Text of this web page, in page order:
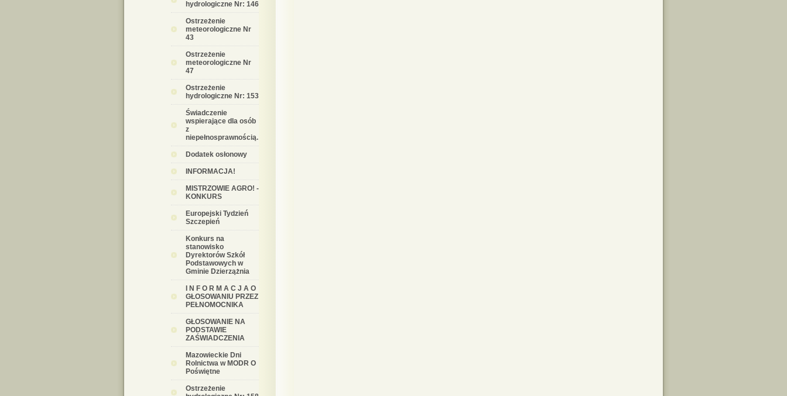
hydrologiczne Nr: 146
Ostrzeżenie
meteorologiczne Nr
43
Ostrzeżenie
meteorologiczne Nr
47
Ostrzeżenie
hydrologiczne Nr: 153
Świadczenie
wspierające dla osób
z
niepełnosprawnością.
Dodatek osłonowy
INFORMACJA!
MISTRZOWIE AGRO! -
KONKURS
Europejski Tydzień
Szczepień
Konkurs na
stanowisko
Dyrektorów Szkół
Podstawowych w
Gminie Dzierzążnia
I N F O R M A C J A O
GŁOSOWANIU PRZEZ
PEŁNOMOCNIKA
GŁOSOWANIE NA
PODSTAWIE
ZAŚWIADCZENIA
Mazowieckie Dni
Rolnictwa w MODR O
Poświętne
Ostrzeżenie